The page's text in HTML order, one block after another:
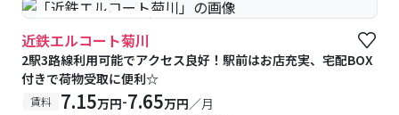
#予約受付中 #空室待ち
近鉄エルコート菊川
2駅3路線利用可能でアクセス良好！駅前はお店充実、宅配BOX
付きで荷物受取に便利☆
賃料 7.15万円-7.65万円／月